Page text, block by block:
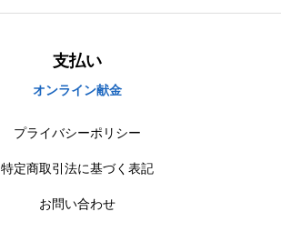
支払い
オンライン献金
プライバシーポリシー
特定商取引法に基づく表記
お問い合わせ